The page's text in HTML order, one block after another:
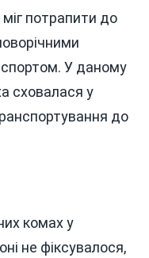
потрапити до
У даному
сховалася у
до
комах у
не фіксувалося,